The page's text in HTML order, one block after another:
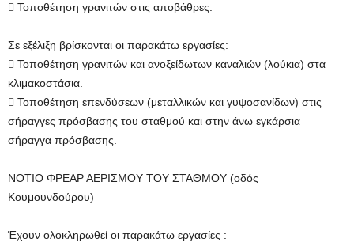
 Τοποθέτηση γρανιτών στις αποβάθρες.
Σε εξέλιξη βρίσκονται οι παρακάτω εργασίες:
 Τοποθέτηση γρανιτών και ανοξείδωτων καναλιών (λούκια) στα
κλιμακοστάσια.
 Τοποθέτηση επενδύσεων (μεταλλικών και γυψοσανίδων) στις
σήραγγες πρόσβασης του σταθμού και στην άνω εγκάρσια
σήραγγα πρόσβασης.
ΝΟΤΙΟ ΦΡΕΑΡ ΑΕΡΙΣΜΟΥ ΤΟΥ ΣΤΑΘΜΟΥ (οδός
Κουμουνδούρου)
Έχουν ολοκληρωθεί οι παρακάτω εργασίες :